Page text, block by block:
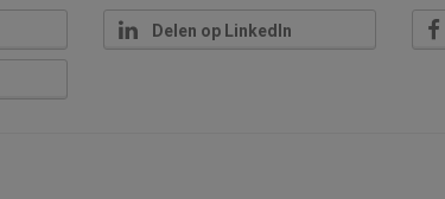
Delen op LinkedIn